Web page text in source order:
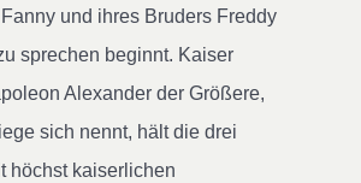
und ihres Bruders Freddy
sprechen beginnt. Kaiser
Alexander der Größere,
sich nennt, hält die drei
höchst kaiserlichen